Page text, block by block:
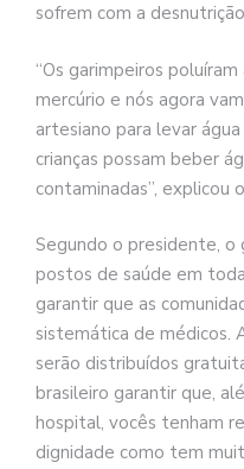
sofrem com a
“Os garimpeiros
mercúrio e nós agora
artesiano para levar
crianças possam beber
contaminadas”, explicou
Segundo o presidente, o
postos de saúde em
garantir que as
sistemática de médicos.
serão distribuídos
brasileiro garantir que,
hospital, vocês tenham
dignidade como tem